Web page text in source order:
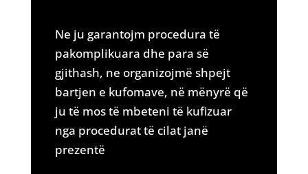
Ne ju garantojm procedura të
pakomplikuara dhe para së
gjithash, ne organizojmë shpejt
bartjen e kufomave, në mënyrë që
ju të mos të mbeteni të kufizuar
nga procedurat të cilat janë
prezentë